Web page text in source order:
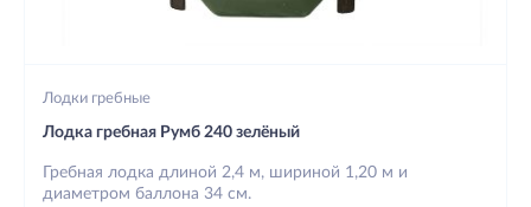
Лодки гребные
Лодка гребная Румб 240 зелёный
Гребная лодка длиной 2,4 м, шириной 1,20 м и
диаметром баллона 34 см.